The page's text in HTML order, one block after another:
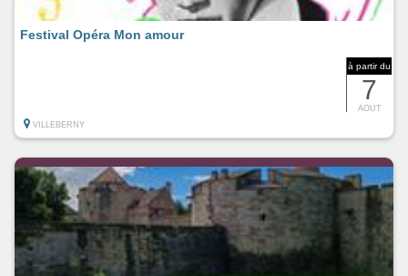
à partir du
7
AOUT
Festival Opéra Mon amour
VILLEBERNY